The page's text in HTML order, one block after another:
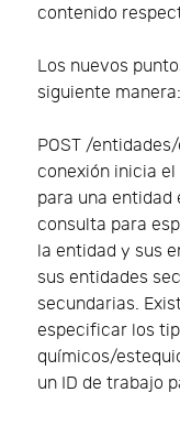
contenido
Los nuevos
siguiente manera:
POST /
conexión inicia
para una entidad
consulta para
la entidad y sus
sus entidades
secundarias.
especificar los
químicos/
un ID de trabajo